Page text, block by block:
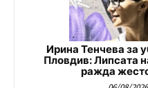
Ирина Тенчева за
Пловдив: Липсата
ражда